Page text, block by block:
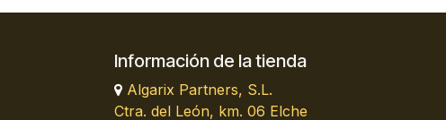
Información de la tienda
Algarix Partners, S.L.
Ctra. del León, km. 06 Elche